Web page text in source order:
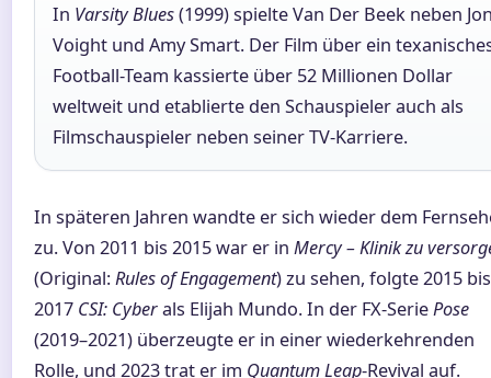
In Varsity Blues(1999) spielte Van Der Beek neben
Voight und Amy Smart. Der Film über ein
Football-Team kassierte über 52 Millionen Dollar
weltweit und etablierte den Schauspieler auch als
Filmschauspieler neben seiner TV-Karriere.
In späteren Jahren wandte er sich wieder dem
zu. Von 2011 bis 2015 war er in Mercy – Klinik zu
(Original:Rules of Engagement) zu sehen, folgte 2015 bis
2017 CSI: Cyberals Elijah Mundo. In der FX-SeriePose
(2019–2021) überzeugte er in einer wiederkehrenden
Rolle, und 2023 trat er im Quantum Leap-Revival auf.